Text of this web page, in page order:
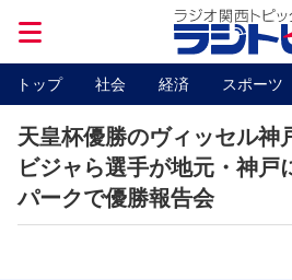
トップ 社会 経済 スポーツ
天皇杯優勝のヴィッセル神
ビジャら選手が地元・神
パークで優勝報告会